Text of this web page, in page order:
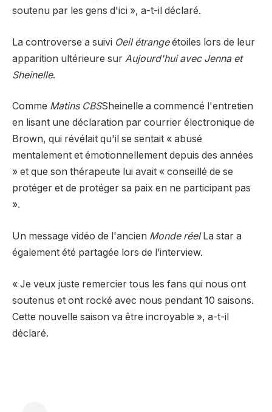
soutenu par les gens d'ici », a-t-il déclaré.
La controverse a suivi Oeil étrangeétoiles lors de leur
apparition ultérieure sur Aujourd'hui avec Jenna et
Sheinelle.
Comme Matins CBSSheinelle a commencé l'entretien
en lisant une déclaration par courrier électronique de
Brown, qui révélait qu'il se sentait « abusé
mentalement et émotionnellement depuis des années
» et que son thérapeute lui avait « conseillé de se
protéger et de protéger sa paix en ne participant pas
».
Un message vidéo de l'ancien Monde réelLa star a
également été partagée lors de l’interview.
« Je veux juste remercier tous les fans qui nous ont
soutenus et ont rocké avec nous pendant 10 saisons.
Cette nouvelle saison va être incroyable », a-t-il
déclaré.